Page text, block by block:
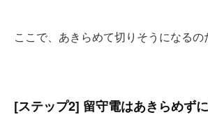
ここで、あきらめて切りそうになるの
[ステップ2] 留守電はあきらめず